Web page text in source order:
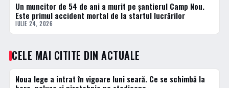
ACTUALE
Un muncitor de 54 de ani a murit pe șantierul Camp Nou.
Este primul accident mortal de la startul lucrărilor
IULIE 24, 2026
CELE MAI CITITE DIN ACTUALE
1 · TOP
Noua lege a intrat în vigoare luni seară. Ce se schimbă la